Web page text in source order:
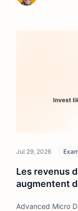
Jul 29, 2026
Les revenus
augmentent
Advanced Micro